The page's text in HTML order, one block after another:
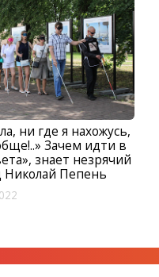
ни где я нахожусь,
Зачем идти в
знает незрячий
Николай Пепень